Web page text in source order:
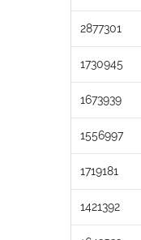
2877301
1730945
1673939
1556997
1719181
1421392